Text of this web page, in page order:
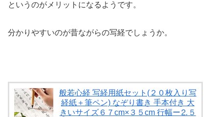
というのがメリットになるようです。
分かりやすいのが昔ながらの写経でしょうか。
般若心経 写経用紙セット(２０枚入り写
経紙＋筆ペン) なぞり書き 手本付き 大
きいサイズ６７cm×３５cm 行幅ー⒉５